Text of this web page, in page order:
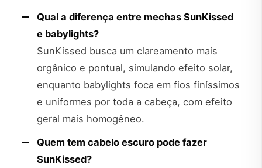
Qual a diferença entre mechas SunKissed
e babylights?
SunKissed busca um clareamento mais
orgânico e pontual, simulando efeito solar,
enquanto babylights foca em fios finíssimos
e uniformes por toda a cabeça, com efeito
geral mais homogêneo.
Quem tem cabelo escuro pode fazer
SunKissed?